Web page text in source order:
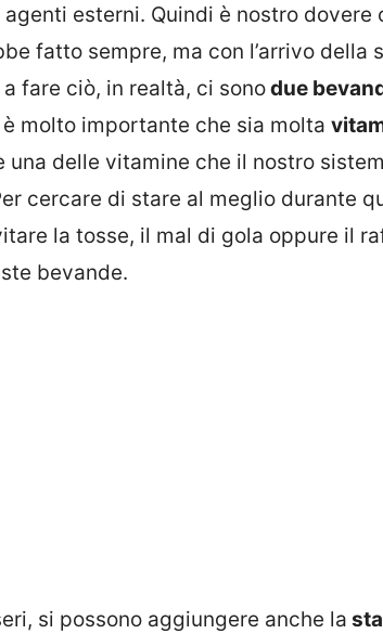
agenti esterni. Quindi è nostro dovere
fatto sempre, ma con l’arrivo della
fare ciò, in realtà, ci sonodue
molto importante che sia molta
una delle vitamine che il nostro
cercare di stare al meglio durante
la tosse, il mal di gola oppure il
bevande.
si possono aggiungere anche la